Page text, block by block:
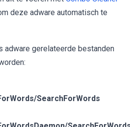
deze adware automatisch te
adware gerelateerde bestanden
SearchForWords